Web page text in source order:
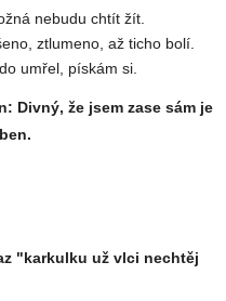
nebudu chtít žít.
ztlumeno, až ticho bolí.
umřel, pískám si.
Divný, že jsem zase sám je
"karkulku už vlci nechtěj